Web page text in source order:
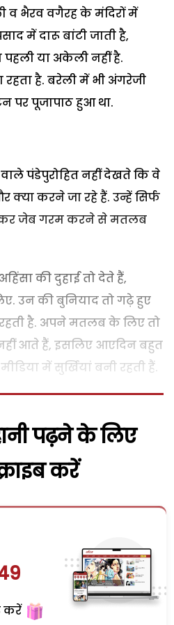
व भैरव वगैरह के मंदिरों में
में दारू बांटी जाती है,
या अकेली नहीं है.
रहता है. बरेली में भी अंगरेजी
पर पूजापाठ हुआ था.
पंडेपुरोहित नहीं देखते कि वे
करने जा रहे हैं. उन्हें सिर्फ
कर जेब गरम करने से मतलब
की दुहाई तो देते हैं,
उन की बुनियाद तो गढ़े हुए
है. अपने मतलब के लिए तो
आते हैं, इसलिए आएदिन बहुत
में सुर्खियां बनी रहती हैं.
पढ़ने के लिए
करें
करें